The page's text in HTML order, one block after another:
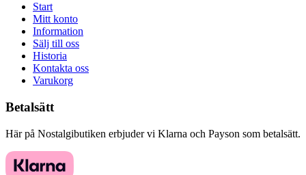
Start
Mitt konto
Information
Sälj till oss
Historia
Kontakta oss
Varukorg
Betalsätt
Här på Nostalgibutiken erbjuder vi Klarna och Payson som betalsätt.